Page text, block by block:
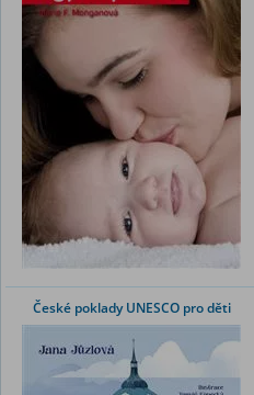
České poklady UNESCO pro děti